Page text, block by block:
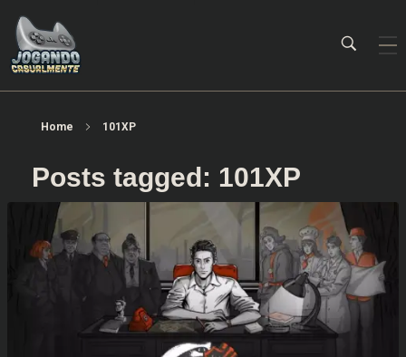
Home 101XP
Posts tagged: 101XP